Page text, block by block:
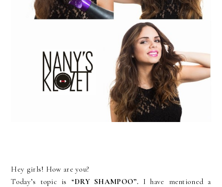
Hey girls! How are you?
Today’s topic is “DRY SHAMPOO”. I have mentioned a